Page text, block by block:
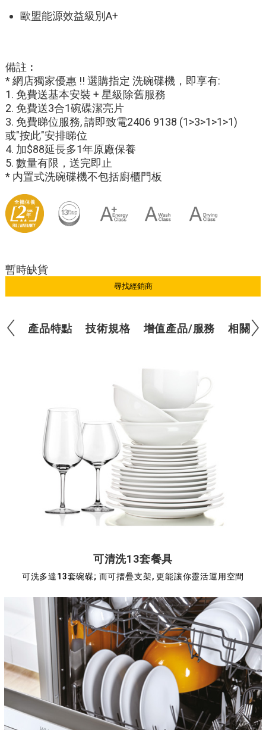
歐盟能源效益級別A+
備註︰
* 網店獨家優惠 !! 選購指定 洗碗碟機，即享有:
1. 免費送基本安裝 + 星級除舊服務
2. 免費送3合1碗碟潔亮片
3. 免費睇位服務, 請即致電2406 9138 (1>3>1>1>1)
或"按此"安排睇位
4. 加$88延長多1年原廠保養
5. 數量有限，送完即止
* 内置式洗碗碟機不包括廚櫃門板
暫時缺貨
尋找經銷商
產品特點 技術規格 增值產品/服務 相關產
可清洗13套餐具
可洗多達13套碗碟; 而可摺疊支架, 更能讓你靈活運用空間